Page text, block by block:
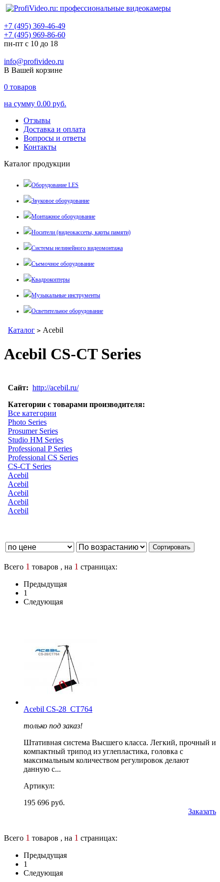
+7 (495) 369-46-49
+7 (495) 969-86-60
пн-пт с 10 до 18
info@profivideo.ru
В Вашей корзине
0 товаров
на сумму 0.00 руб.
Отзывы
Доставка и оплата
Вопросы и ответы
Контакты
Каталог продукции
Оборудование LES
Звуковое оборудование
Монтажное оборудование
Носители (видеокассеты, карты памяти)
Системы нелинейного видеомонтажа
Съемочное оборудование
Квадрокоптеры
Музыкальные инструменты
Осветительное оборудование
Каталог > Acebil
Acebil CS-CT Series
Сайт: http://acebil.ru/
Категории с товарами производителя:
Все категории
Photo Series
Prosumer Series
Studio HM Series
Professional P Series
Professional CS Series
CS-CT Series
Acebil
Acebil
Acebil
Acebil
Acebil
Всего 1 товаров , на 1 страницах:
Предыдущая
1
Следующая
Acebil CS-28_CT764
только под заказ!
Штативная система Высшего класса. Легкий, прочный и
компактный трипод из углепластика, головка с
максимальным количеством регулировок делают
данную с...
Артикул:
195 696 руб.
Заказать
Всего 1 товаров , на 1 страницах:
Предыдущая
1
Следующая